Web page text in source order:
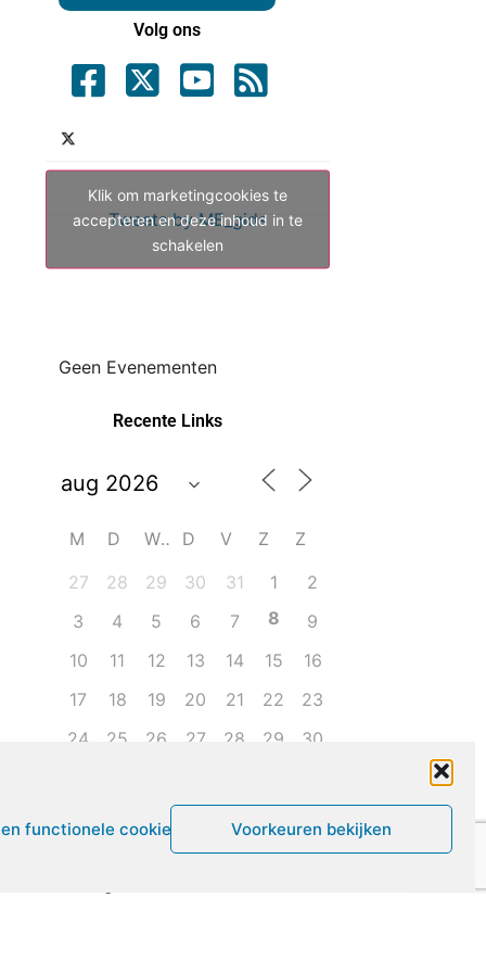
functionele cookies Voorkeuren bekijken
Volg ons
Tweets by ME_gids
Klik om marketingcookies te
accepteren en deze inhoud in te
schakelen
Geen Evenementen
Recente Links
M D W D V Z
Z
27
28 29 30 31 1
2
3
4 5 6 7 8
9
10
11 12 13 14 15
16
17
18 19 20 21 22
23
24
25 26 27 28 29
30
Leven met ME/CVS en POTS